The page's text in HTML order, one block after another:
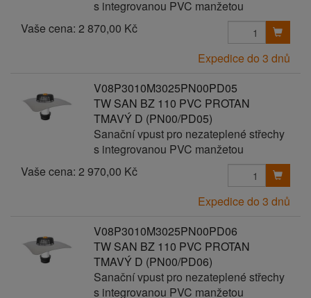
s integrovanou PVC manžetou
Vaše cena: 2 870,00 Kč
Expedice do 3 dnů
V08P3010M3025PN00PD05
TW SAN BZ 110 PVC PROTAN
TMAVÝ D (PN00/PD05)
Sanační vpust pro nezateplené střechy
s integrovanou PVC manžetou
Vaše cena: 2 970,00 Kč
Expedice do 3 dnů
V08P3010M3025PN00PD06
TW SAN BZ 110 PVC PROTAN
TMAVÝ D (PN00/PD06)
Sanační vpust pro nezateplené střechy
s integrovanou PVC manžetou